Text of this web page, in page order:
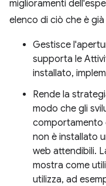
miglioramenti
elenco di ciò che è
Gestisce
supporta le
installato,
Rende la
modo che gli
comportamento
non è installato
web attendibili.
mostra come
utilizza, ad